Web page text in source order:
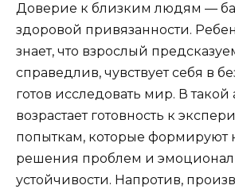
Доверие к близким людям —
здоровой привязанности.
знает, что взрослый
справедлив, чувствует себя в
готов исследовать мир. В
возрастает готовность к
попыткам, которые формируют
решения проблем и
устойчивости. Напротив,